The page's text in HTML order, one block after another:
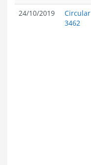
24/10/2019
Circular
3462